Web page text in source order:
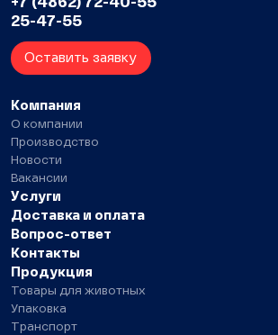
25-47-55
Оставить заявку
Компания
О компании
Производство
Новости
Вакансии
Услуги
Доставка и оплата
Вопрос-ответ
Контакты
Продукция
Товары для животных
Упаковка
Транспорт